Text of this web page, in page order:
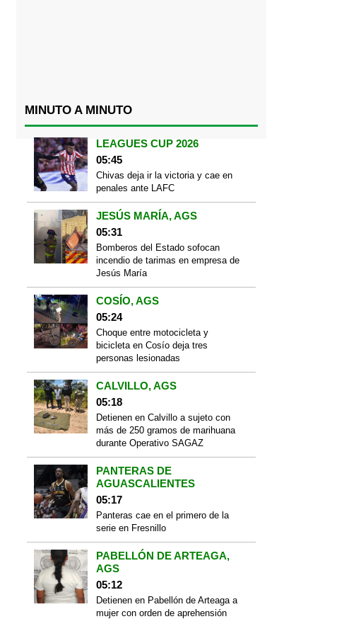
MINUTO A MINUTO
LEAGUES CUP 2026
05:45
Chivas deja ir la victoria y cae en
penales ante LAFC
JESÚS MARÍA, AGS
05:31
Bomberos del Estado sofocan
incendio de tarimas en empresa de
Jesús María
COSÍO, AGS
05:24
Choque entre motocicleta y
bicicleta en Cosío deja tres
personas lesionadas
CALVILLO, AGS
05:18
Detienen en Calvillo a sujeto con
más de 250 gramos de marihuana
durante Operativo SAGAZ
PANTERAS DE
AGUASCALIENTES
05:17
Panteras cae en el primero de la
serie en Fresnillo
PABELLÓN DE ARTEAGA,
AGS
05:12
Detienen en Pabellón de Arteaga a
mujer con orden de aprehensión